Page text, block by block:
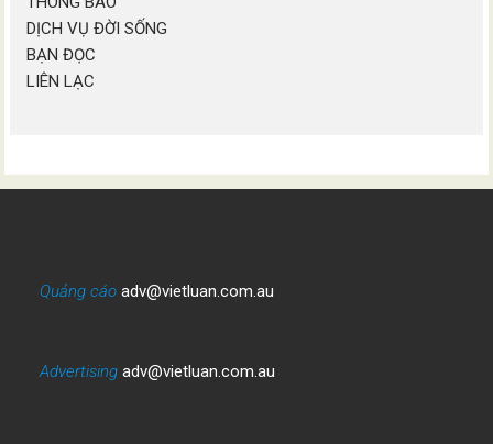
DỊCH VỤ ĐỜI SỐNG
BẠN ĐỌC
LIÊN LẠC
Quảng cáo adv@vietluan.com.au
Advertising adv@vietluan.com.au